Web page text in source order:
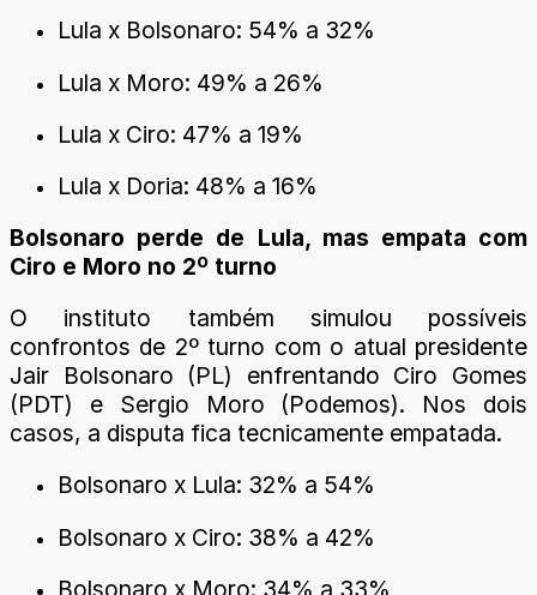
Lula x Bolsonaro: 54% a 32%
Lula x Moro: 49% a 26%
Lula x Ciro: 47% a 19%
Lula x Doria: 48% a 16%
Bolsonaro perde de Lula, mas empata com
Ciro e Moro no 2º turno
O instituto também simulou possíveis
confrontos de 2º turno com o atual presidente
Jair Bolsonaro (PL) enfrentando Ciro Gomes
(PDT) e Sergio Moro (Podemos). Nos dois
casos, a disputa fica tecnicamente empatada.
Bolsonaro x Lula: 32% a 54%
Bolsonaro x Ciro: 38% a 42%
Bolsonaro x Moro: 34% a 33%